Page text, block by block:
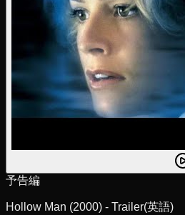
予告編
Hollow Man (2000) - Trailer(英語)